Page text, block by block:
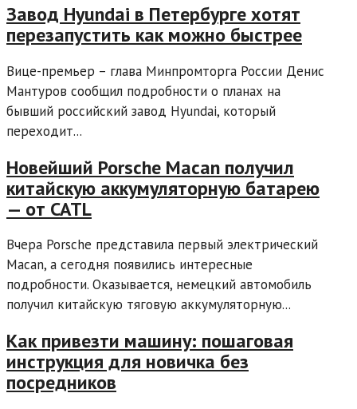
Завод Hyundai в Петербурге хотят
перезапустить как можно быстрее
Вице-премьер – глава Минпромторга России Денис
Мантуров сообщил подробности о планах на
бывший российский завод Hyundai, который
переходит...
Новейший Porsche Macan получил
китайскую аккумуляторную батарею
— от CATL
Вчера Porsche представила первый электрический
Macan, а сегодня появились интересные
подробности. Оказывается, немецкий автомобиль
получил китайскую тяговую аккумуляторную...
Как привезти машину: пошаговая
инструкция для новичка без
посредников